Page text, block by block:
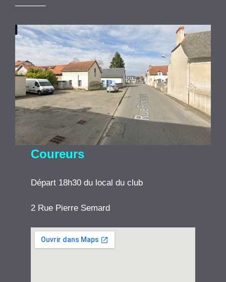
———–
Coureurs
Départ 18h30 du local du club
2 Rue Pierre Semard